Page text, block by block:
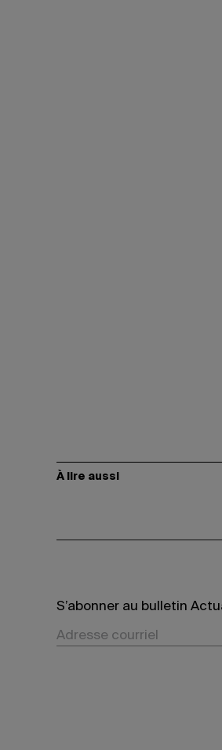
À lire aussi
S’abonner au bulletin